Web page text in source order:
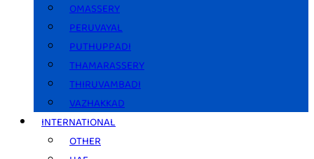
OMASSERY
PERUVAYAL
PUTHUPPADI
THAMARASSERY
THIRUVAMBADI
VAZHAKKAD
INTERNATIONAL
OTHER